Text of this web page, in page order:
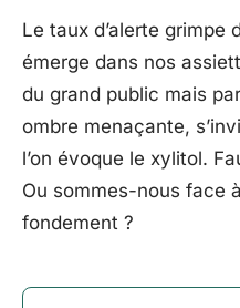
Le taux d’alerte grimpe
émerge dans nos
du grand public mais
ombre menaçante,
l’on évoque le xylitol.
Ou sommes-nous face
fondement ?